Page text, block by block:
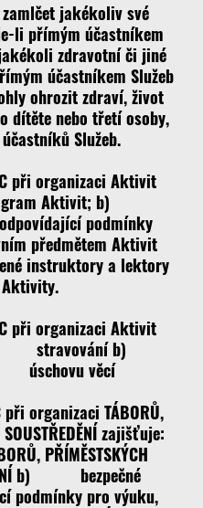
jakékoliv své
li přímým účastníkem
zdravotní či jiné
účastníkem Služeb
ohrozit zdraví, život
dítěte nebo třetí osoby,
Služeb.
organizaci Aktivit
Aktivit; b)
podmínky
předmětem Aktivit
instruktory a lektory
organizaci Aktivit
a) stravování b)
věcí
TÁBORŮ,
SOUSTŘEDĚNÍ zajišťuje:
PŘÍMĚSTSKÝCH
b) bezpečné
podmínky pro výuku,